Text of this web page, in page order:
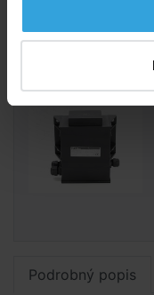
Bezpečnostný
svorkovnicou
Podrobný popis